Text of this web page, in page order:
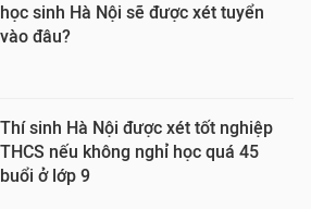
học sinh Hà Nội sẽ được xét tuyển
vào đâu?
Thí sinh Hà Nội được xét tốt nghiệp
THCS nếu không nghỉ học quá 45
buổi ở lớp 9